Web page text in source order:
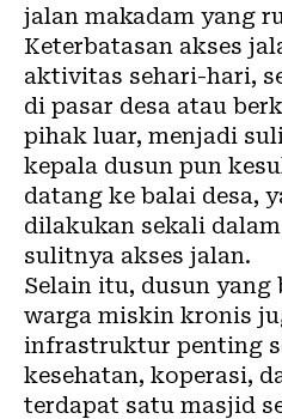
jalan makadam yang
Keterbatasan akses
aktivitas sehari-hari,
di pasar desa atau
pihak luar, menjadi
kepala dusun pun
datang ke balai desa,
dilakukan sekali
sulitnya akses jalan.
Selain itu, dusun
warga miskin kronis
infrastruktur penting
kesehatan, koperasi,
terdapat satu masjid